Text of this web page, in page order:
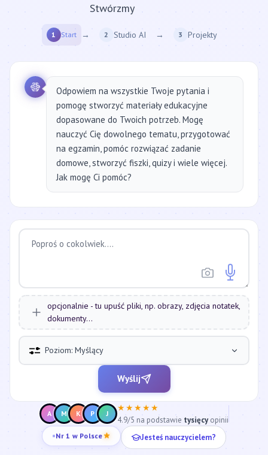
Stwórzmy
1 Start → 2 Studio AI → 3 Projekty
Odpowiem na wszystkie Twoje pytania i
pomogę stworzyć materiały edukacyjne
dopasowane do Twoich potrzeb. Mogę
nauczyć Cię dowolnego tematu, przygotować
na egzamin, pomóc rozwiązać zadanie
domowe, stworzyć fiszki, quizy i wiele więcej.
Jak mogę Ci pomóc?
opcjonalnie - tu upuść pliki, np. obrazy, zdjęcia notatek,
dokumenty...
Poziom: Myślący
Wyślij
A M K P J
★★★★★
4.9/5 na podstawie tysięcyopinii
Nr 1 w Polsce Jesteś nauczycielem?